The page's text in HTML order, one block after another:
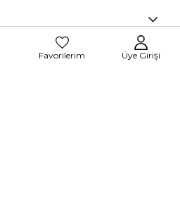
Favorilerim Üye Girişi